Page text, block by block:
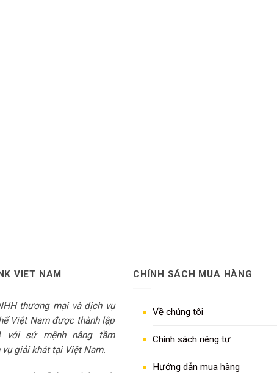
VIET NAM
thương mại và dịch vụ
Việt Nam được thành lập
với sứ mệnh nâng tầm
vụ giải khát tại Việt Nam.
CHÍNH SÁCH MUA HÀNG
Về chúng tôi
Chính sách riêng tư
Hướng dẫn mua hàng